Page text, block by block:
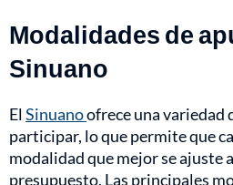
Modalidades de
Sinuano
ElSinuanoofrece una variedad
participar, lo que permite que
modalidad que mejor se ajuste
presupuesto. Las principales